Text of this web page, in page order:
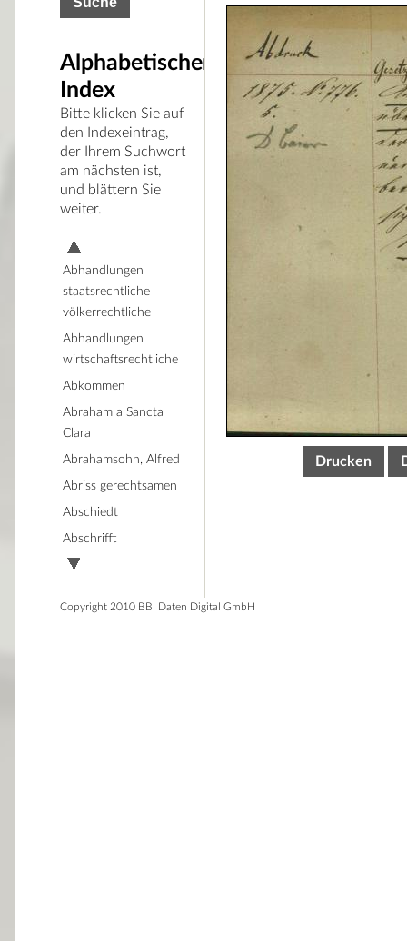
Drucken
Alphabetischer
Index
Bitte klicken Sie auf
den Indexeintrag,
der Ihrem Suchwort
am nächsten ist,
und blättern Sie
weiter.
Abhandlungen
staatsrechtliche
völkerrechtliche
Abhandlungen
wirtschaftsrechtliche
Abkommen
Abraham a Sancta
Clara
Abrahamsohn, Alfred
Abriss gerechtsamen
Abschiedt
Abschrifft
Copyright 2010 BBI Daten Digital GmbH